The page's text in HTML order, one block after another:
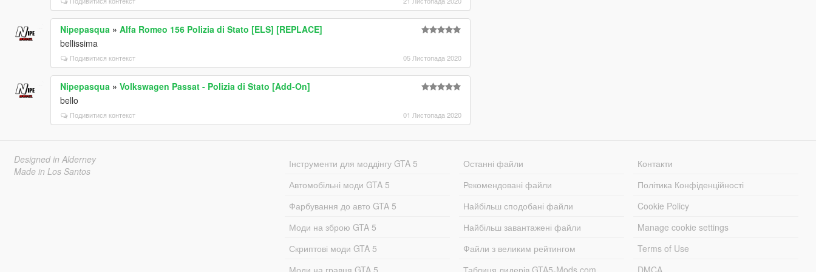
Nipepasqua » Alfa Romeo 156 Polizia di Stato [ELS] [REPLACE]
bellissima
Подивитися контекст 05 Листопада 2020
Nipepasqua » Volkswagen Passat - Polizia di Stato [Add-On]
bello
Подивитися контекст 01 Листопада 2020
Designed in Alderney
Made in Los Santos
Інструменти для моддінгу GTA 5
Автомобільні моди GTA 5
Фарбування до авто GTA 5
Моди на зброю GTA 5
Скриптові моди GTA 5
Моди на гравця GTA 5.
Останні файли
Рекомендовані файли
Найбільш сподобані файли
Найбільш завантажені файли
Файли з великим рейтингом
Таблиця лидерів GTA5-Mods.com
Контакти
Політика Конфіденційності
Cookie Policy
Manage cookie settings
Terms of Use
DMCA